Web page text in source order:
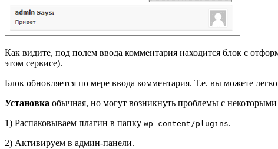
Как видите, под полем ввода комментария находится блок с
этом сервисе).
Блок обновляется по мере ввода комментария. Т.е. вы можете
Установка обычная, но могут возникнуть проблемы с
1) Распаковываем плагин в папку wp-content/plugins.
2) Активируем в админ-панели.